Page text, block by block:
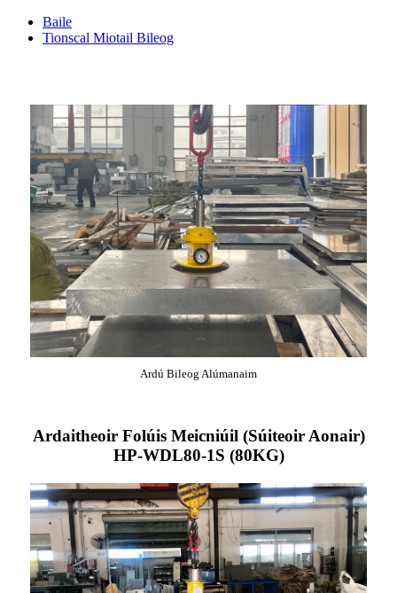
Baile
Tionscal Miotail Bileog
Ardú Bileog Alúmanaim
Ardaitheoir Folúis Meicniúil (Súiteoir Aonair)
HP-WDL80-1S (80KG)